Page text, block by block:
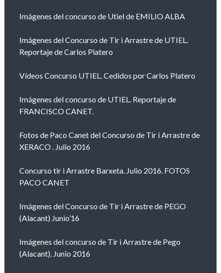
Imágenes del concurso de Utiel de EMILIO ALBA
Imágenes del Concurso de Tir i Arrastre de UTIEL.
Reportaje de Carlos Platero
Vídeos Concurso UTIEL. Cedidos por Carlos Platero
Imágenes del concurso de UTIEL. Reportaje de
FRANCISCO CANET.
Fotos de Paco Canet del Concurso de Tir i Arrastre de
XERACO . Julio 2016
Concurso tir i Arrastre Barxeta. Julio 2016. FOTOS
PACO CANET
Imágenes del Concurso de Tir i Arrastre de PEGO
(Alacant) Junio’16
Imágenes del concurso de Tir i Arrastre de Pego
(Alacant). Junio 2016